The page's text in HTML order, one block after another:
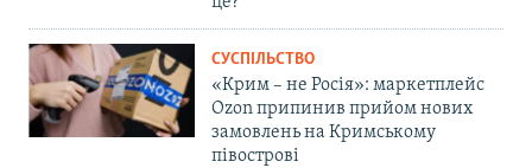
СУСПІЛЬСТВО
«Крим – не Росія»: маркетплейс
Ozon припинив прийом нових
замовлень на Кримському
півострові